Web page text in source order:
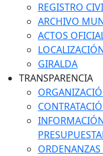
REGISTRO
ARCHIVO
ACTOS
GIRALDA
TRANSPARENCIA
ORDENANZAS